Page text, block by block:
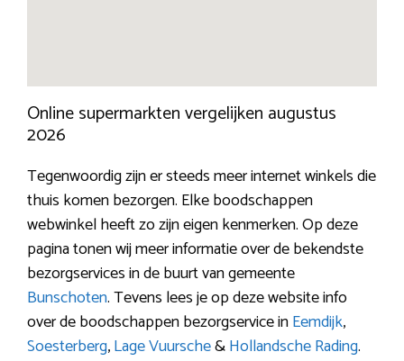
Online supermarkten vergelijken augustus
2026
Tegenwoordig zijn er steeds meer internet winkels die
thuis komen bezorgen. Elke boodschappen
webwinkel heeft zo zijn eigen kenmerken. Op deze
pagina tonen wij meer informatie over de bekendste
bezorgservices in de buurt van gemeente
Bunschoten. Tevens lees je op deze website info
over de boodschappen bezorgservice inEemdijk,
Soesterberg,Lage Vuursche&Hollandsche Rading.